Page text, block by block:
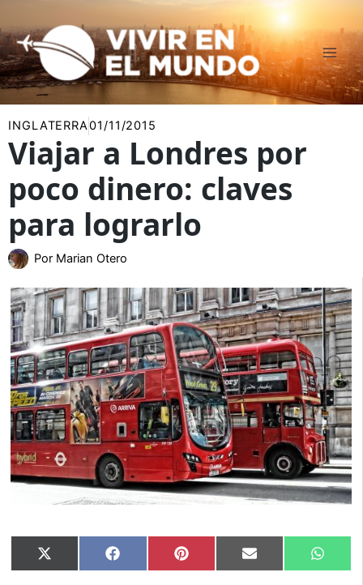
al
contenido
INGLATERRA01/11/2015
Viajar a Londres por
poco dinero: claves
para lograrlo
Por Marian Otero
Compartir
en
X
(Twitter)
Compartir
en
Facebook Compartir
en
Pinterest Compartir
en
Email
en